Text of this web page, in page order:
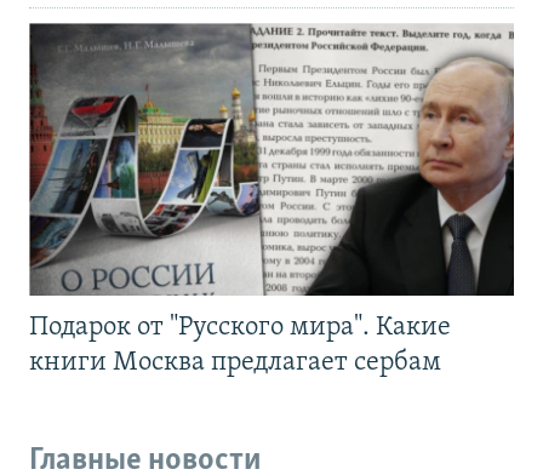
Подарок от "Русского мира". Какие
книги Москва предлагает сербам
Главные новости